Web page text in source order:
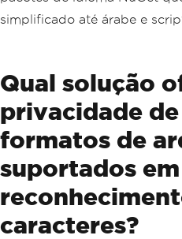
simplificado até árabe e
Qual solução
privacidade
formatos de
suportados em
caracteres?